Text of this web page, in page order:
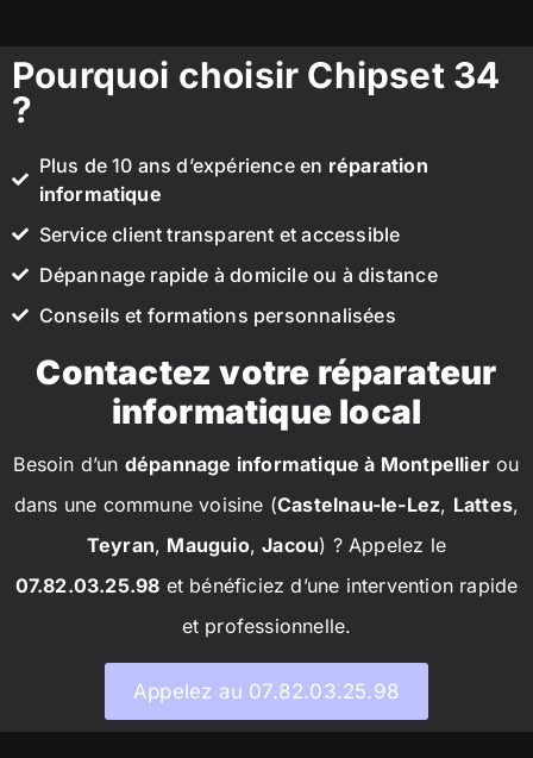
Pourquoi choisir Chipset 34
?
Plus de 10 ans d’expérience en réparation
informatique
Service client transparent et accessible
Dépannage rapide à domicile ou à distance
Conseils et formations personnalisées
Contactez votre réparateur
informatique local
Besoin d’un dépannage informatique à Montpellier ou
dans une commune voisine (Castelnau-le-Lez, Lattes,
Teyran, Mauguio,Jacou) ? Appelez le
07.82.03.25.98 et bénéficiez d’une intervention rapide
et professionnelle.
Appelez au 07.82.03.25.98